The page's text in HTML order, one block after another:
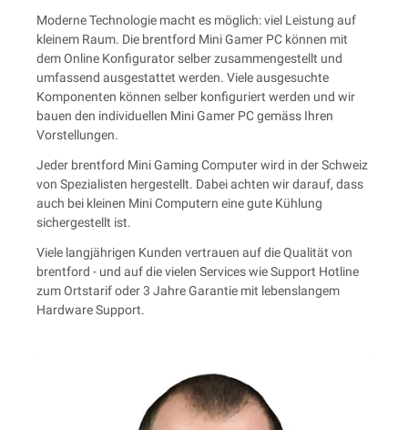
Moderne Technologie macht es möglich: viel Leistung auf
kleinem Raum. Die brentford Mini Gamer PC können mit
dem Online Konfigurator selber zusammengestellt und
umfassend ausgestattet werden. Viele ausgesuchte
Komponenten können selber konfiguriert werden und wir
bauen den individuellen Mini Gamer PC gemäss Ihren
Vorstellungen.
Jeder brentford Mini Gaming Computer wird in der Schweiz
von Spezialisten hergestellt. Dabei achten wir darauf, dass
auch bei kleinen Mini Computern eine gute Kühlung
sichergestellt ist.
Viele langjährigen Kunden vertrauen auf die Qualität von
brentford - und auf die vielen Services wie Support Hotline
zum Ortstarif oder 3 Jahre Garantie mit lebenslangem
Hardware Support.